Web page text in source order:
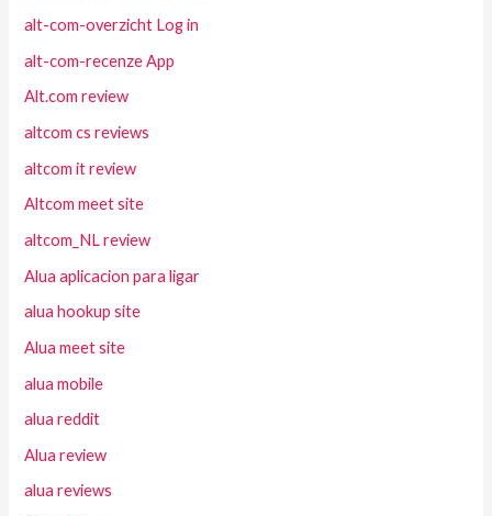
alt-com-overzicht Log in
alt-com-recenze App
Alt.com review
altcom cs reviews
altcom it review
Altcom meet site
altcom_NL review
Alua aplicacion para ligar
alua hookup site
Alua meet site
alua mobile
alua reddit
Alua review
alua reviews